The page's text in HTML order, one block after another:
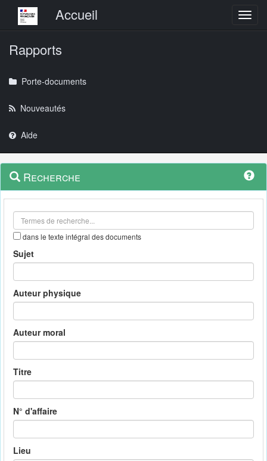
Menu principalAccueil
Rapports
Porte-documents
Nouveautés
Aide
Navigation
outils
Menu
contextuel
Recherche
dans le texte intégral des documents
Sujet
Auteur physique
Auteur moral
Titre
N° d'affaire
Lieu